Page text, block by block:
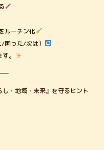
ルーチン化
った/次は）
。
・地域・未来』を守るヒント